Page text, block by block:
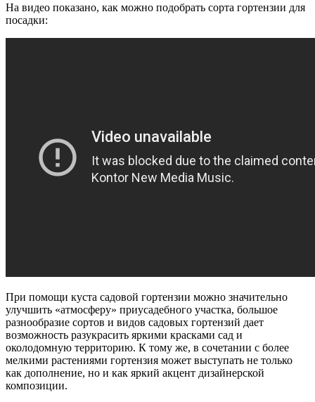
На видео показано, как можно подобрать сорта гортензии для
посадки:
При помощи куста садовой гортензии можно значительно
улучшить «атмосферу» приусадебного участка, большое
разнообразие сортов и видов садовых гортензий дает
возможность разукрасить яркими красками сад и
околодомную территорию. К тому же, в сочетании с более
мелкими растениями гортензия может выступать не только
как дополнение, но и как яркий акцент дизайнерской
композиции.